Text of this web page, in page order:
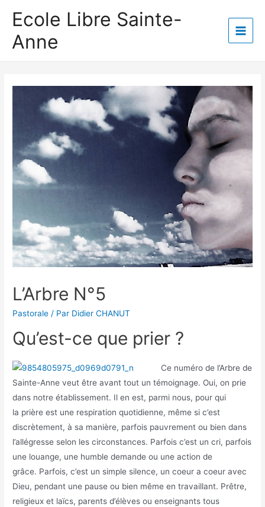
contenu
Ecole Libre Sainte-
Anne
Main
L’Arbre N°5
Pastorale / Par Didier CHANUT
Qu’est-ce que prier ?
Ce numéro de l’Arbre de
Sainte-Anne veut être avant tout un témoignage. Oui, on prie
dans notre établissement. Il en est, parmi nous, pour qui
la prière est une respiration quotidienne, même si c’est
discrètement, à sa manière, parfois pauvrement ou bien dans
l’allégresse selon les circonstances. Parfois c’est un cri, parfois
une louange, une humble demande ou une action de
grâce. Parfois, c’est un simple silence, un coeur a coeur avec
Dieu, pendant une pause ou bien même en travaillant. Prêtre,
religieux et laïcs, parents d’élèves ou enseignants tous